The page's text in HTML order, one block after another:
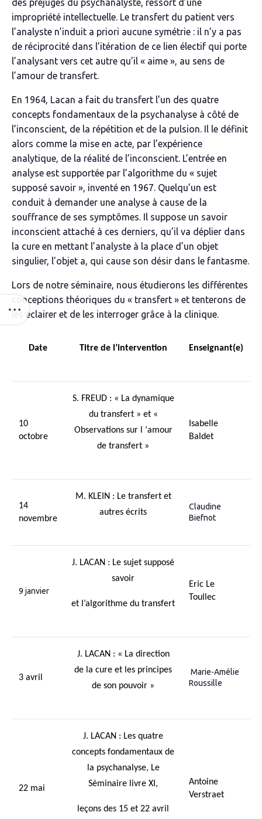
des préjugés du psychanalyste, ressort d’une
impropriété intellectuelle. Le transfert du patient vers
l’analyste n’induit a priori aucune symétrie : il n’y a pas
de réciprocité dans l’itération de ce lien électif qui porte
l’analysant vers cet autre qu’il « aime », au sens de
l’amour de transfert.
En 1964, Lacan a fait du transfert l’un des quatre
concepts fondamentaux de la psychanalyse à côté de
l’inconscient, de la répétition et de la pulsion. Il le définit
alors comme la mise en acte, par l’expérience
analytique, de la réalité de l’inconscient. L’entrée en
analyse est supportée par l’algorithme du « sujet
supposé savoir », inventé en 1967. Quelqu’un est
conduit à demander une analyse à cause de la
souffrance de ses symptômes. Il suppose un savoir
inconscient attaché à ces derniers, qu’il va déplier dans
la cure en mettant l’analyste à la place d’un objet
singulier, l’objet a, qui cause son désir dans le fantasme.
Lors de notre séminaire, nous étudierons les différentes
conceptions théoriques du « transfert » et tenterons de
les éclairer et de les interroger grâce à la clinique.
Date Titre de l’intervention Enseignant(e)
10
octobre
S. FREUD : « La dynamique
du transfert » et «
Observations sur l ‘amour
de transfert »
Isabelle
Baldet
14
novembre
M. KLEIN : Le transfert et
autres écrits
Claudine
Biefnot
9 janvier
J. LACAN : Le sujet supposé
savoir
et l’algorithme du transfert
Eric Le
Toullec
3 avril
J. LACAN : « La direction
de la cure et les principes
de son pouvoir »
Marie-Amélie
Roussille
22 mai
J. LACAN : Les quatre
concepts fondamentaux de
la psychanalyse, Le
Séminaire livre XI ,
leçons des 15 et 22 avril
Antoine
Verstraet